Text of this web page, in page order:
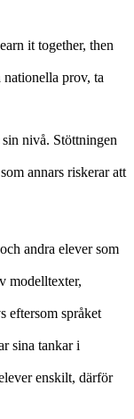
it together, then
nationella prov, ta
nivå. Stöttningen
annars riskerar att
andra elever som
modelltexter,
eftersom språket
sina tankar i
enskilt, därför